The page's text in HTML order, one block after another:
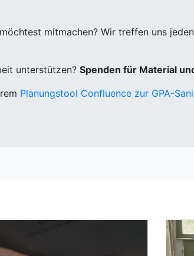
mitmachen? Wir treffen uns jeden
unterstützen? Spenden für Material
Planungstool Confluence zur GPA-